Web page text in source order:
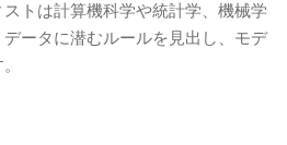
トは計算機科学や統計学、機械学
ータに潜むルールを見出し、モデ